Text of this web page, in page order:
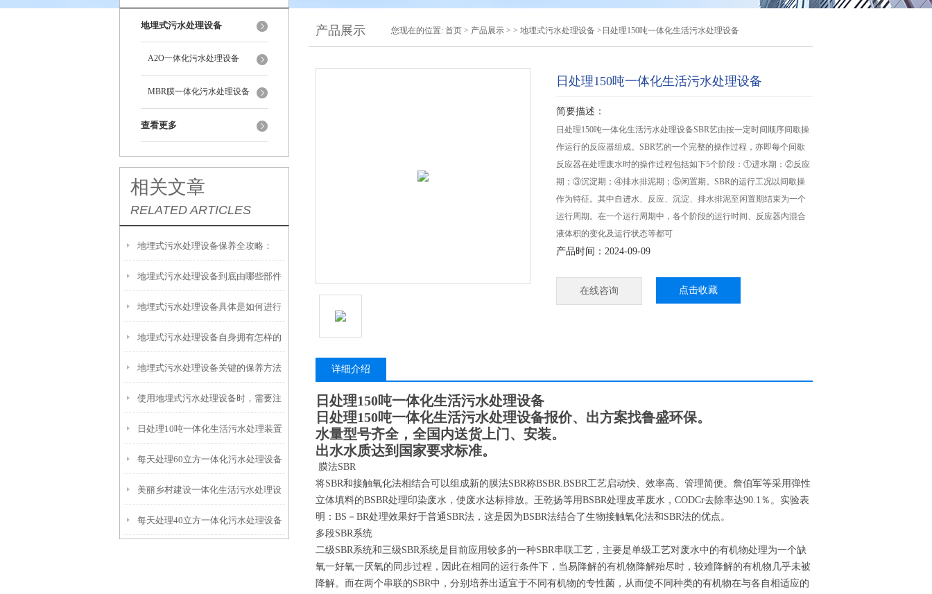
地埋式污水处理设备
A2O一体化污水处理设备
MBR膜一体化污水处理设备
查看更多
相关文章
RELATED ARTICLES
地埋式污水处理设备保养全攻略：
让“地下卫士”持续高效运转
地埋式污水处理设备到底由哪些部件
撑起？核心结构一文拆解
地埋式污水处理设备具体是如何进行
安装的呢？
地埋式污水处理设备自身拥有怎样的
特点呢？
地埋式污水处理设备关键的保养方法
使用地埋式污水处理设备时，需要注
意以下事项
日处理10吨一体化生活污水处理装置
每天处理60立方一体化污水处理设备
美丽乡村建设一体化生活污水处理设
备
每天处理40立方一体化污水处理设备
产品展示 您现在的位置: 首页 > 产品展示 > > 地埋式污水处理设备 >日处理150吨一体化生活污水处理设备
日处理150吨一体化生活污水处理设备
简要描述：
日处理150吨一体化生活污水处理设备SBR艺由按一定时间顺序间歇操
作运行的反应器组成。SBR艺的一个完整的操作过程，亦即每个间歇
反应器在处理废水时的操作过程包括如下5个阶段：①进水期；②反应
期；③沉淀期；④排水排泥期；⑤闲置期。SBR的运行工况以间歇操
作为特征。其中自进水、反应、沉淀、排水排泥至闲置期结束为一个
运行周期。在一个运行周期中，各个阶段的运行时间、反应器内混合
液体积的变化及运行状态等都可
产品时间：2024-09-09
在线咨询 点击收藏
详细介绍
日处理150吨一体化生活污水处理设备
日处理150吨一体化生活污水处理设备报价、出方案找鲁盛环保。
水量型号齐全，全国内送货上门、安装。
出水水质达到国家要求标准。
膜法SBR
将SBR和接触氧化法相结合可以组成新的膜法SBR称BSBR.BSBR工艺启动快、效率高、管理简便。詹伯军等采用弹性
立体填料的BSBR处理印染废水，使废水达标排放。王乾扬等用BSBR处理皮革废水，CODCr去除率达90.1％。实验表
明：BS－BR处理效果好于普通SBR法，这是因为BSBR法结合了生物接触氧化法和SBR法的优点。
多段SBR系统
二级SBR系统和三级SBR系统是目前应用较多的一种SBR串联工艺，主要是单级工艺对废水中的有机物处理为一个缺
氧一好氧一厌氧的同步过程，因此在相同的运行条件下，当易降解的有机物降解殆尽时，较难降解的有机物几乎未被
降解。而在两个串联的SBR中，分别培养出适宜于不同有机物的专性菌，从而使不同种类的有机物在与各自相适应的